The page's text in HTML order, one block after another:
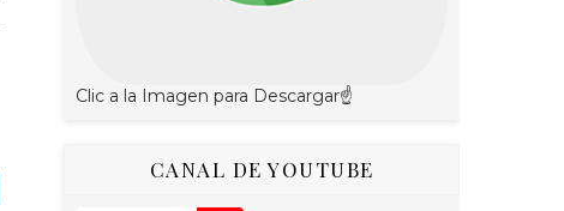
Clic a la Imagen para Descargar☝
CANAL DE YOUTUBE